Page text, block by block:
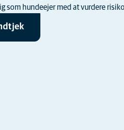
som hundeejer med at vurdere